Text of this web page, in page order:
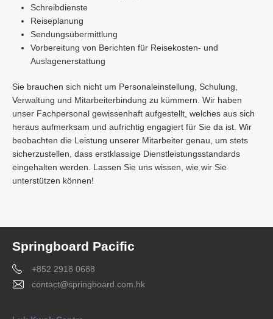
Schreibdienste
Reiseplanung
Sendungsübermittlung
Vorbereitung von Berichten für Reisekosten- und
Auslagenerstattung
Sie brauchen sich nicht um Personaleinstellung, Schulung,
Verwaltung und Mitarbeiterbindung zu kümmern. Wir haben
unser Fachpersonal gewissenhaft aufgestellt, welches aus sich
heraus aufmerksam und aufrichtig engagiert für Sie da ist. Wir
beobachten die Leistung unserer Mitarbeiter genau, um stets
sicherzustellen, dass erstklassige Dienstleistungsstandards
eingehalten werden. Lassen Sie uns wissen, wie wir Sie
unterstützen können!
Springboard Pacific
+852 2918 0688
contact@springboard.com.hk